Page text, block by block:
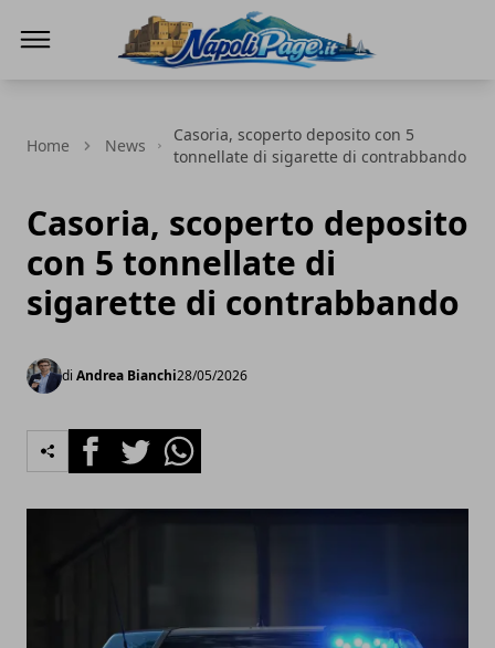
Home News
Casoria, scoperto deposito con 5
tonnellate di sigarette di contrabbando
Casoria, scoperto deposito
con 5 tonnellate di
sigarette di contrabbando
di Andrea Bianchi28/05/2026
FacebookTwitterWhatsapp